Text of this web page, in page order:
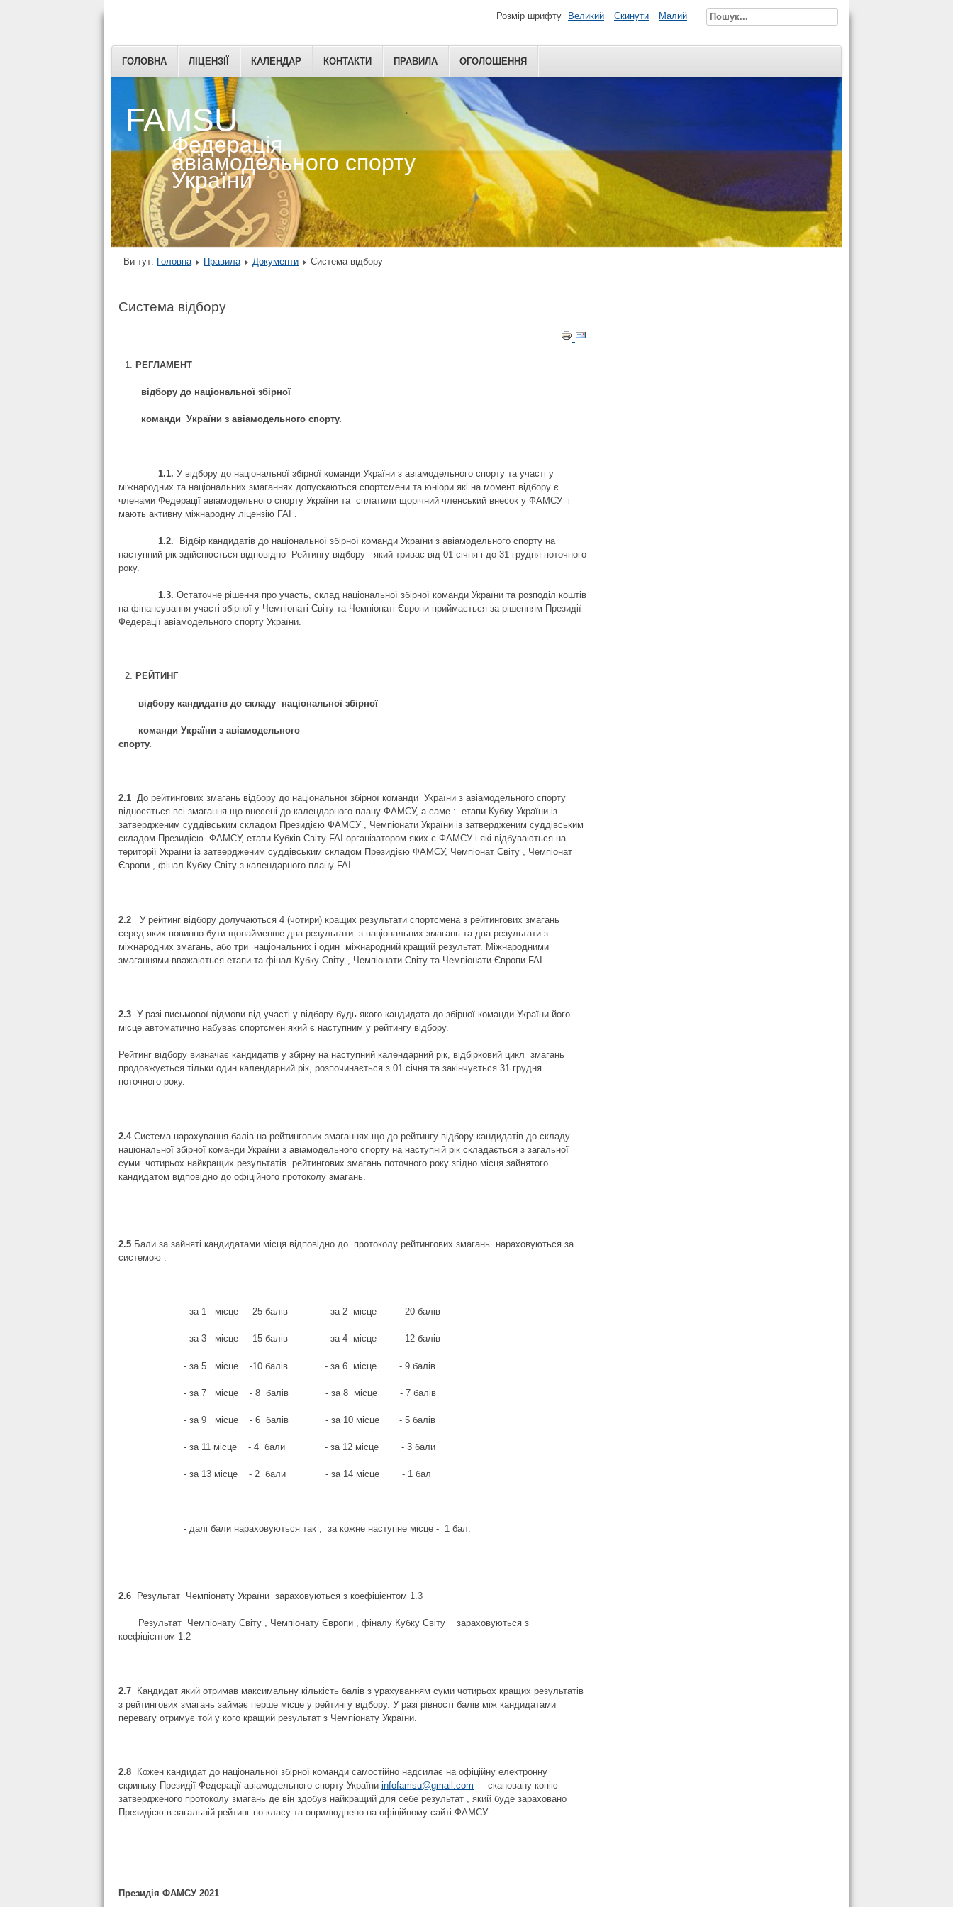
FAMSU
Федерація
авіамодельного спорту
України
ГОЛОВНА ЛІЦЕНЗІЇ КАЛЕНДАР КОНТАКТИ ПРАВИЛА ОГОЛОШЕННЯ
Розмір шрифту Великий Скинути Малий
Ви тут: Головна Правила Документи Система відбору
Система відбору
РЕГЛАМЕНТ
відбору до національної збірної
команди України з авіамодельного спорту.
1.1. У відбору до національної збірної команди України з авіамодельного спорту та участі у
міжнародних та національних змаганнях допускаються спортсмени та юніори які на момент відбору є
членами Федерації авіамодельного спорту України та сплатили щорічний членський внесок у ФАМСУ і
мають активну міжнародну ліцензію FAI .
1.2. Відбір кандидатів до національної збірної команди України з авіамодельного спорту на
наступний рік здійснюється відповідно Рейтингу відбору який триває від 01 січня і до 31 грудня поточного
року.
1.3. Остаточне рішення про участь, склад національної збірної команди України та розподіл коштів
на фінансування участі збірної у Чемпіонаті Світу та Чемпіонаті Європи приймається за рішенням Президії
Федерації авіамодельного спорту України.
РЕЙТИНГ
відбору кандидатів до складу національної збірної
команди України з авіамодельного
спорту.
2.1 До рейтингових змагань відбору до національної збірної команди України з авіамодельного спорту
відносяться всі змагання що внесені до календарного плану ФАМСУ, а саме : етапи Кубку України із
затвердженим суддівським складом Президією ФАМСУ , Чемпіонати України із затвердженим суддівським
складом Президією ФАМСУ, етапи Кубків Світу FAI організатором яких є ФАМСУ і які відбуваються на
території України із затвердженим суддівським складом Президією ФАМСУ, Чемпіонат Світу , Чемпіонат
Європи , фінал Кубку Світу з календарного плану FAI.
2.2 У рейтинг відбору долучаються 4 (чотири) кращих результати спортсмена з рейтингових змагань
серед яких повинно бути щонайменше два результати з національних змагань та два результати з
міжнародних змагань, або три національних і один міжнародний кращий результат. Міжнародними
змаганнями вважаються етапи та фінал Кубку Світу , Чемпіонати Світу та Чемпіонати Європи FAI.
2.3 У разі письмової відмови від участі у відбору будь якого кандидата до збірної команди України його
місце автоматично набуває спортсмен який є наступним у рейтингу відбору.
Рейтинг відбору визначає кандидатів у збірну на наступний календарний рік, відбірковий цикл змагань
продовжується тільки один календарний рік, розпочинається з 01 січня та закінчується 31 грудня
поточного року.
2.4 Система нарахування балів на рейтингових змаганнях що до рейтингу відбору кандидатів до складу
національної збірної команди України з авіамодельного спорту на наступній рік складається з загальної
суми чотирьох найкращих результатів рейтингових змагань поточного року згідно місця зайнятого
кандидатом відповідно до офіційного протоколу змагань.
2.5 Бали за зайняті кандидатами місця відповідно до протоколу рейтингових змагань нараховуються за
системою :
- за 1 місце - 25 балів - за 2 місце - 20 балів
- за 3 місце -15 балів - за 4 місце - 12 балів
- за 5 місце -10 балів - за 6 місце - 9 балів
- за 7 місце - 8 балів - за 8 місце - 7 балів
- за 9 місце - 6 балів - за 10 місце - 5 балів
- за 11 місце - 4 бали - за 12 місце - 3 бали
- за 13 місце - 2 бали - за 14 місце - 1 бал
- далі бали нараховуються так , за кожне наступне місце - 1 бал.
2.6 Результат Чемпіонату України зараховуються з коефіцієнтом 1.3
Результат Чемпіонату Світу , Чемпіонату Європи , фіналу Кубку Світу зараховуються з
коефіцієнтом 1.2
2.7 Кандидат який отримав максимальну кількість балів з урахуванням суми чотирьох кращих результатів
з рейтингових змагань займає перше місце у рейтингу відбору. У разі рівності балів між кандидатами
перевагу отримує той у кого кращий результат з Чемпіонату України.
2.8
Кожен кандидат до національної збірної команди самостійно надсилає на офіційну електронну
скриньку Президії Федерації авіамодельного спорту України infofamsu@gmail.com - скановану копію
затвердженого протоколу змагань де він здобув найкращий для себе результат , який буде зараховано
Президією в загальній рейтинг по класу та оприлюднено на офіційному сайті ФАМСУ.
Президія ФАМСУ 2021